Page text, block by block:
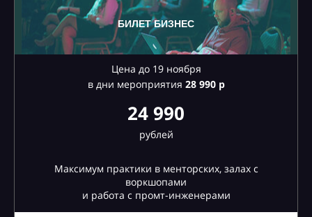
БИЛЕТ БИЗНЕС
Цена до 19 ноября
в дни мероприятия 28990 р
24 990
рублей
Максимум практики в менторских, залах с
воркшопами
и работа с промт-инженерами